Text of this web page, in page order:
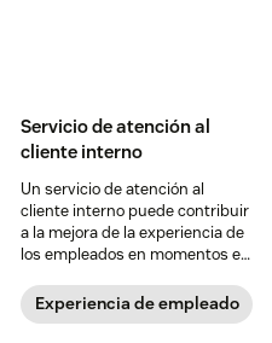
Servicio de atención al
cliente interno
Un servicio de atención al
cliente interno puede contribuir
a la mejora de la experiencia de
los empleados en momentos en
con su empleo. Aquí te
ofrecemos unos cuantos
Experiencia de empleado